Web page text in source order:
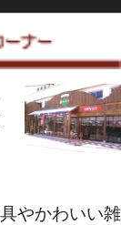
やかわいい雑